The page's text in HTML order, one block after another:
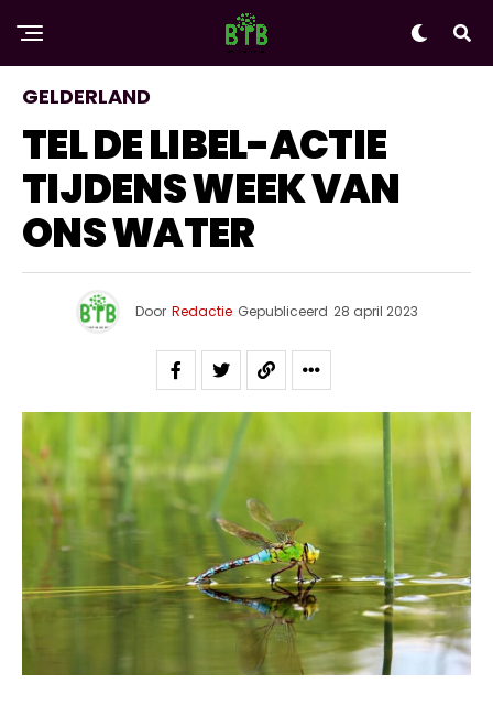
GELDERLAND
TEL DE LIBEL-ACTIE
TIJDENS WEEK VAN
ONS WATER
Door Redactie Gepubliceerd 28 april 2023